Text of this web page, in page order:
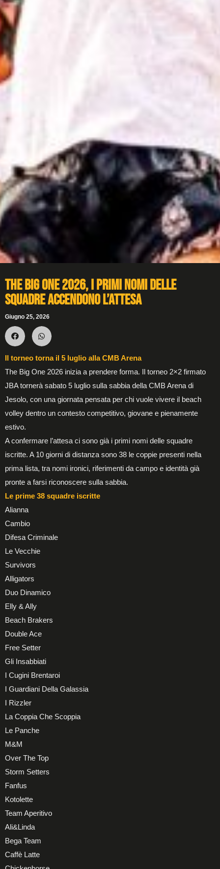
The Big One 2026, i primi nomi delle
squadre accendono l’attesa
Giugno 25, 2026
Il torneo torna il 5 luglio alla CMB Arena
The Big One 2026 inizia a prendere forma. Il torneo 2×2 firmato
JBA tornerà sabato 5 luglio sulla sabbia della CMB Arena di
Jesolo, con una giornata pensata per chi vuole vivere il beach
volley dentro un contesto competitivo, giovane e pienamente
estivo.
A confermare l’attesa ci sono già i primi nomi delle squadre
iscritte. A 10 giorni di distanza sono 38 le coppie presenti nella
prima lista, tra nomi ironici, riferimenti da campo e identità già
pronte a farsi riconoscere sulla sabbia.
Le prime 38 squadre iscritte
Alianna
Cambio
Difesa Criminale
Le Vecchie
Survivors
Alligators
Duo Dinamico
Elly & Ally
Beach Brakers
Double Ace
Free Setter
Gli Insabbiati
I Cugini Brentaroi
I Guardiani Della Galassia
I Rizzler
La Coppia Che Scoppia
Le Panche
M&M
Over The Top
Storm Setters
Fanfus
Kotolette
Team Aperitivo
Ali&Linda
Bega Team
Caffè Latte